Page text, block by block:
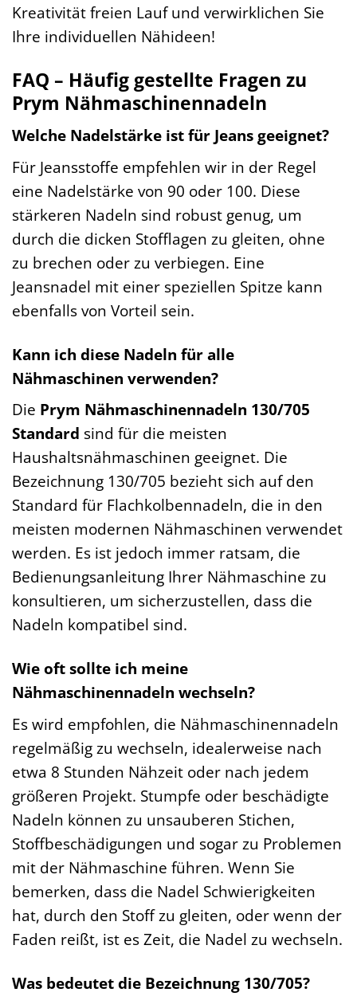
Kreativität freien Lauf und verwirklichen Sie
Ihre individuellen Nähideen!
FAQ – Häufig gestellte Fragen zu
Prym Nähmaschinennadeln
Welche Nadelstärke ist für Jeans geeignet?
Für Jeansstoffe empfehlen wir in der Regel
eine Nadelstärke von 90 oder 100. Diese
stärkeren Nadeln sind robust genug, um
durch die dicken Stofflagen zu gleiten, ohne
zu brechen oder zu verbiegen. Eine
Jeansnadel mit einer speziellen Spitze kann
ebenfalls von Vorteil sein.
Kann ich diese Nadeln für alle
Nähmaschinen verwenden?
Die Prym Nähmaschinennadeln 130/705
Standard sind für die meisten
Haushaltsnähmaschinen geeignet. Die
Bezeichnung 130/705 bezieht sich auf den
Standard für Flachkolbennadeln, die in den
meisten modernen Nähmaschinen verwendet
werden. Es ist jedoch immer ratsam, die
Bedienungsanleitung Ihrer Nähmaschine zu
konsultieren, um sicherzustellen, dass die
Nadeln kompatibel sind.
Wie oft sollte ich meine
Nähmaschinennadeln wechseln?
Es wird empfohlen, die Nähmaschinennadeln
regelmäßig zu wechseln, idealerweise nach
etwa 8 Stunden Nähzeit oder nach jedem
größeren Projekt. Stumpfe oder beschädigte
Nadeln können zu unsauberen Stichen,
Stoffbeschädigungen und sogar zu Problemen
mit der Nähmaschine führen. Wenn Sie
bemerken, dass die Nadel Schwierigkeiten
hat, durch den Stoff zu gleiten, oder wenn der
Faden reißt, ist es Zeit, die Nadel zu wechseln.
Was bedeutet die Bezeichnung 130/705?